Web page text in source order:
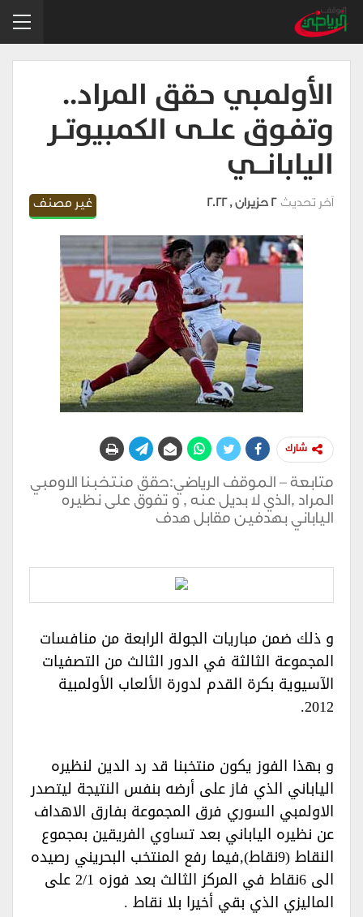
الأولمبي حقق المراد..
وتفـوق علــى الكمبيوتــر
اليابانـــي
غير مصنف آخر تحديث2 حزيران , 2022
شارك
متابعة – الموقف الرياضي:حقق منتخبنا الاومبي
المراد ,الذي لا بديل عنه , و تفوق على نظيره
الياباني بهدفين مقابل هدف
و ذلك ضمن مباريات الجولة الرابعة من منافسات
المجموعة الثالثة في الدور الثالث من التصفيات
الآسيوية بكرة القدم لدورة الألعاب الأولمبية
2012.‏
و بهذا الفوز يكون منتخبنا قد رد الدين لنظيره
الياباني الذي فاز على أرضه بنفس النتيجة ليتصدر
الاولمبي السوري فرق المجموعة بفارق الاهداف
عن نظيره الياباني بعد تساوي الفريقين بمجموع
النقاط (9نقاط),فيما رفع المنتخب البحريني رصيده
الى 6نقاط في المركز الثالث بعد فوزه 2/1 على
الماليزي الذي بقي أخيرا بلا نقاط .‏